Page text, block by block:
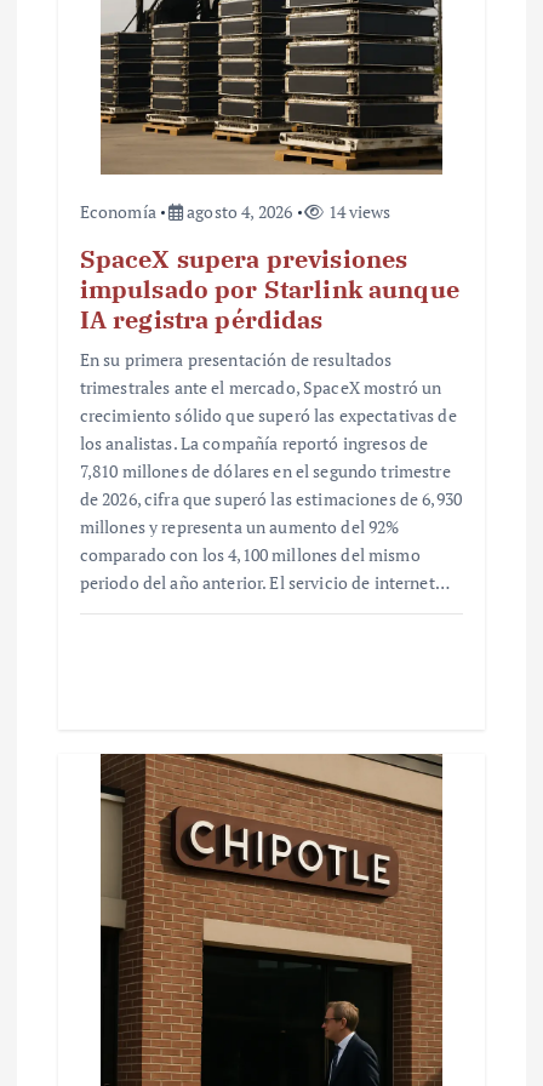
Economía agosto 4, 2026 14 views
SpaceX supera previsiones
impulsado por Starlink aunque
IA registra pérdidas
En su primera presentación de resultados
trimestrales ante el mercado, SpaceX mostró un
crecimiento sólido que superó las expectativas de
los analistas. La compañía reportó ingresos de
7,810 millones de dólares en el segundo trimestre
de 2026, cifra que superó las estimaciones de 6,930
millones y representa un aumento del 92%
comparado con los 4,100 millones del mismo
periodo del año anterior. El servicio de internet…